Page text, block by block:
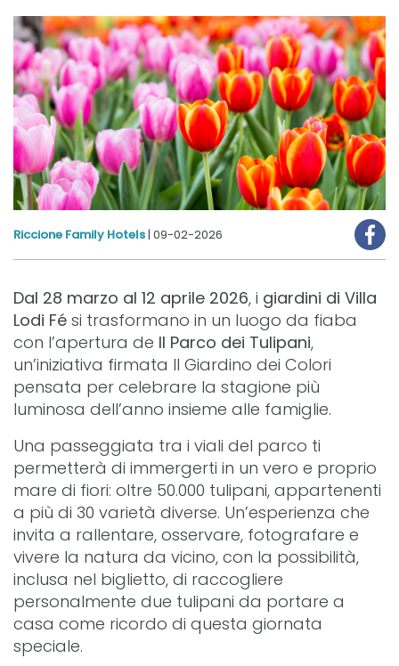
Riccione Family Hotels | 09-02-2026
Dal 28 marzo al 12 aprile 2026, i giardini di Villa
Lodi Fé si trasformano in un luogo da fiaba
con l’apertura de Il Parco dei Tulipani,
un’iniziativa firmata Il Giardino dei Colori
pensata per celebrare la stagione più
luminosa dell’anno insieme alle famiglie.
Una passeggiata tra i viali del parco ti
permetterà di immergerti in un vero e proprio
mare di fiori: oltre 50.000 tulipani, appartenenti
a più di 30 varietà diverse. Un’esperienza che
invita a rallentare, osservare, fotografare e
vivere la natura da vicino, con la possibilità,
inclusa nel biglietto, di raccogliere
personalmente due tulipani da portare a
casa come ricordo di questa giornata
speciale.